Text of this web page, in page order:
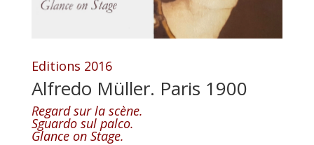
Editions 2016
Alfredo Müller. Paris 1900
Regard sur la scène.
Sguardo sul palco.
Glance on Stage.